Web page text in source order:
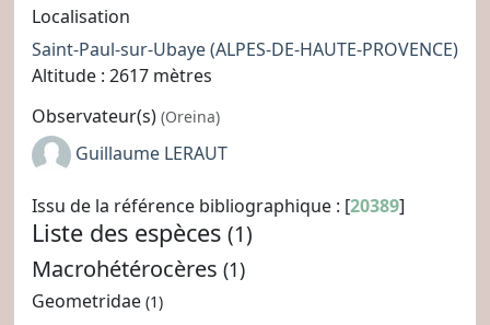
Localisation
Saint-Paul-sur-Ubaye(ALPES-DE-HAUTE-PROVENCE)
Altitude : 2617 mètres
Observateur(s) (Oreina)
Guillaume LERAUT
Issu de la référence bibliographique : [20389]
Liste des espèces (1)
Macrohétérocères (1)
Geometridae (1)